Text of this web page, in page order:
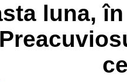
luna,